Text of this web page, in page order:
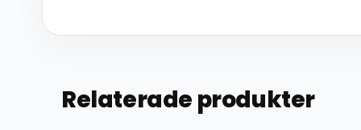
Relaterade produkter